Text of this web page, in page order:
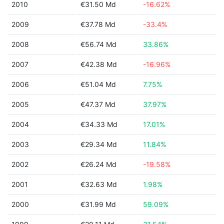
2010 €31.50 Md -16.62%
2009 €37.78 Md -33.4%
2008 €56.74 Md 33.86%
2007 €42.38 Md -16.96%
2006 €51.04 Md 7.75%
2005 €47.37 Md 37.97%
2004 €34.33 Md 17.01%
2003 €29.34 Md 11.84%
2002 €26.24 Md -19.58%
2001 €32.63 Md 1.98%
2000 €31.99 Md 59.09%